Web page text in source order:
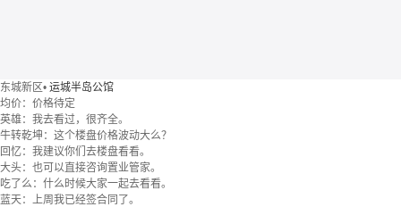
东城新区• 运城半岛公馆
均价： 价格待定
英雄：我去看过，很齐全。
牛转乾坤：这个楼盘价格波动大么？
回忆：我建议你们去楼盘看看。
大头：也可以直接咨询置业管家。
吃了么：什么时候大家一起去看看。
蓝天：上周我已经签合同了。